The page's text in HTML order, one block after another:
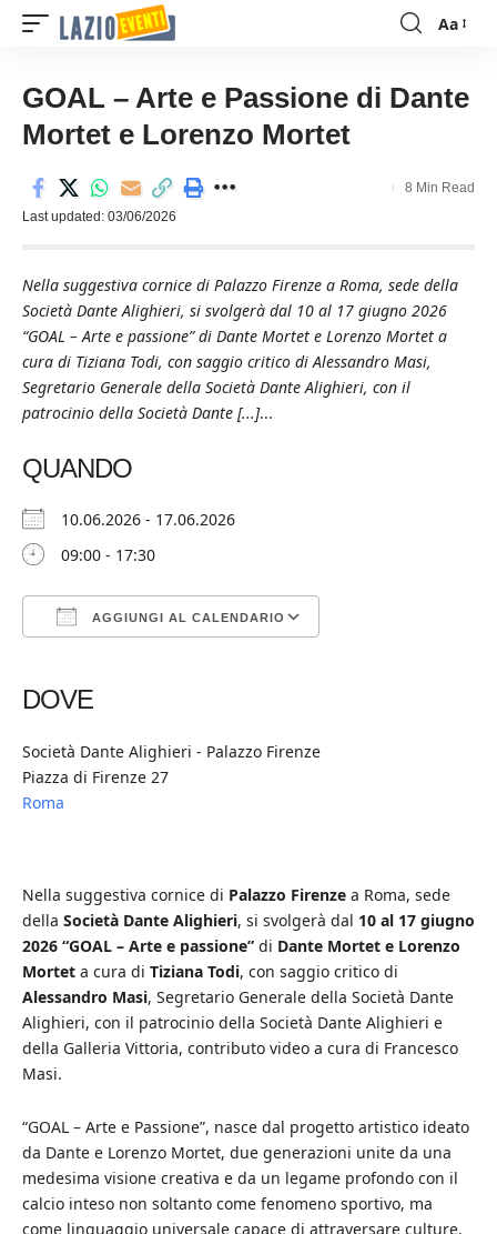
Font
Aa
GOAL – Arte e Passione di Dante
Mortet e Lorenzo Mortet
Last updated: 03/06/2026
8 Min Read
Nella suggestiva cornice di Palazzo Firenze a Roma, sede della
Società Dante Alighieri, si svolgerà dal 10 al 17 giugno 2026
“GOAL – Arte e passione” di Dante Mortet e Lorenzo Mortet a
cura di Tiziana Todi, con saggio critico di Alessandro Masi,
Segretario Generale della Società Dante Alighieri, con il
patrocinio della Società Dante [...]...
QUANDO
10.06.2026 - 17.06.2026
09:00 - 17:30
AGGIUNGI AL CALENDARIO
DOVE
Società Dante Alighieri - Palazzo Firenze
Piazza di Firenze 27
Roma
Nella suggestiva cornice di Palazzo Firenze a Roma, sede
della Società Dante Alighieri, si svolgerà dal 10 al 17 giugno
2026 “GOAL – Arte e passione” di Dante Mortet e Lorenzo
Mortet a cura di Tiziana Todi, con saggio critico di
Alessandro Masi, Segretario Generale della Società Dante
Alighieri, con il patrocinio della Società Dante Alighieri e
della Galleria Vittoria, contributo video a cura di Francesco
Masi.
“GOAL – Arte e Passione”, nasce dal progetto artistico ideato
da Dante e Lorenzo Mortet, due generazioni unite da una
medesima visione creativa e da un legame profondo con il
calcio inteso non soltanto come fenomeno sportivo, ma
come linguaggio universale capace di attraversare culture,